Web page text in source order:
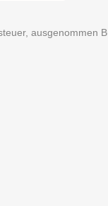
ausgenommen